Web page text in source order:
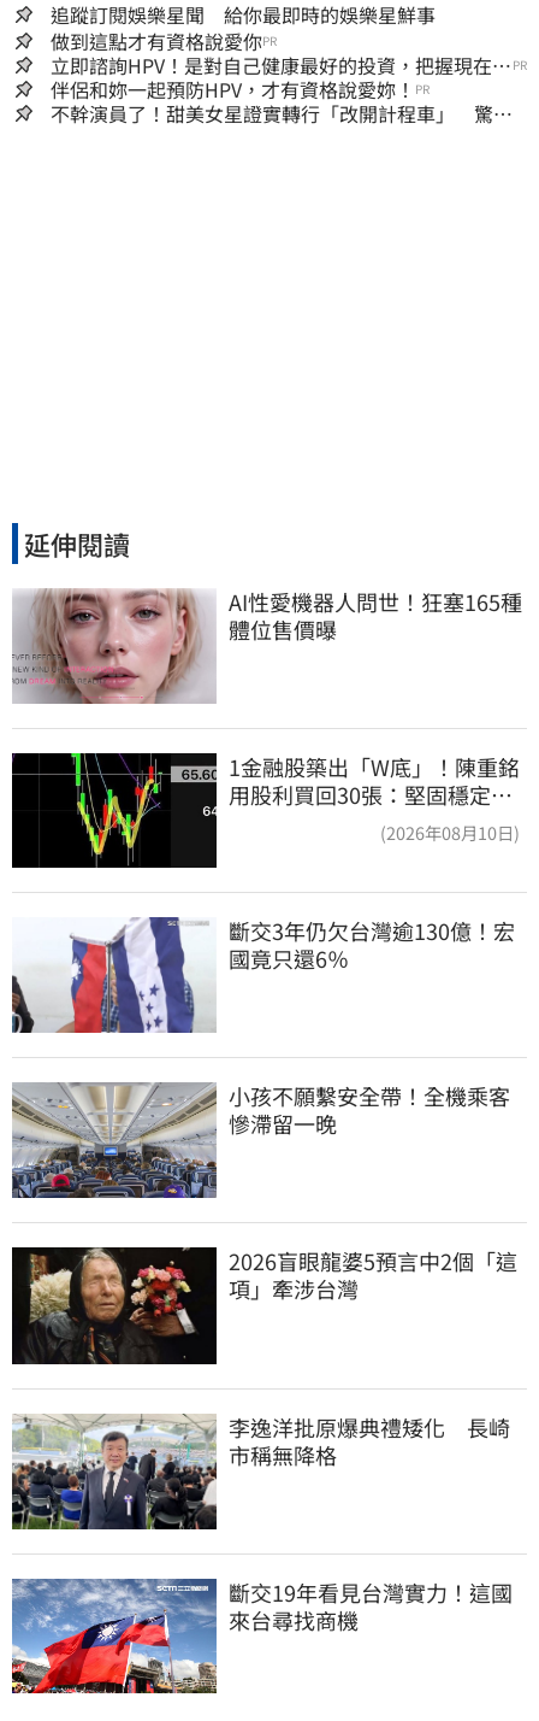
追蹤訂閱娛樂星聞 給你最即時的娛樂星鮮事
做到這點才有資格說愛你PR
立即諮詢HPV！是對自己健康最好的投資，把握現在不
嫌晚！
PR
伴侶和妳一起預防HPV，才有資格說愛妳！ PR
不幹演員了！甜美女星證實轉行「改開計程車」 驚人
延伸閱讀
AI性愛機器人問世！狂塞165種
體位售價曝
1金融股築出「W底」！陳重銘
用股利買回30張：堅固穩定的
(2026年08月10日)
斷交3年仍欠台灣逾130億！宏
國竟只還6％
小孩不願繫安全帶！全機乘客
慘滯留一晚
2026盲眼龍婆5預言中2個「這
項」牽涉台灣
李逸洋批原爆典禮矮化　長崎
市稱無降格
斷交19年看見台灣實力！這國
來台尋找商機